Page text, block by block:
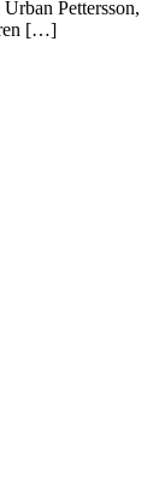
Pettersson,
[…]